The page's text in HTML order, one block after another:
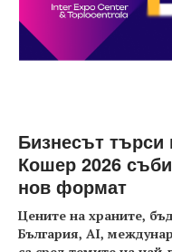
Бизнесът търси
Кошер 2026
нов формат
Цените на храните,
България, AI,